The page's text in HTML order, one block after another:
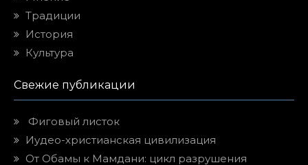
Традиции
История
Культура
Свежие публикации
Фиговый листок
Иудео-христианская цивилизация
От Обамы к Мамдани: цикл разрушения